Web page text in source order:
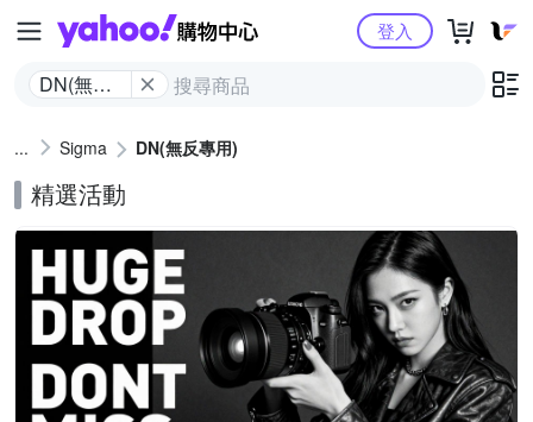
Yahoo購物中心
DN(無反
登入
Sigma DN(無反專用)
精選活動